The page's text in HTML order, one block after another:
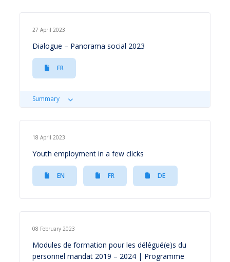
27 April 2023
Dialogue – Panorama social 2023
FR
Summary
18 April 2023
Youth employment in a few clicks
EN FR DE
08 February 2023
Modules de formation pour les délégué(e)s du
personnel mandat 2019 – 2024 | Programme